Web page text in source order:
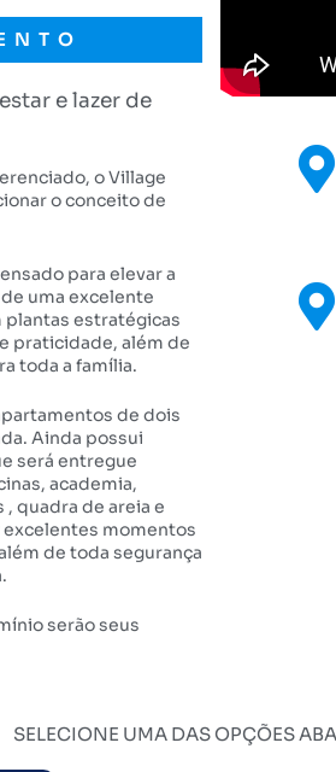
e lazer de
o Village
o conceito de
para elevar a
uma excelente
plantas estratégicas
praticidade, além de
toda a família.
de dois
Ainda possui
será entregue
academia,
quadra de areia e
excelentes momentos
de toda segurança
serão seus
SELECIONE UMA DAS OPÇÕES